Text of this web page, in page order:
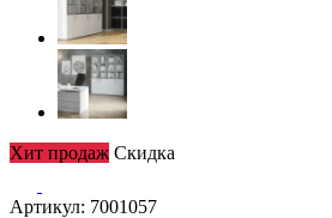
Хит продаж Скидка
Артикул: 7001057